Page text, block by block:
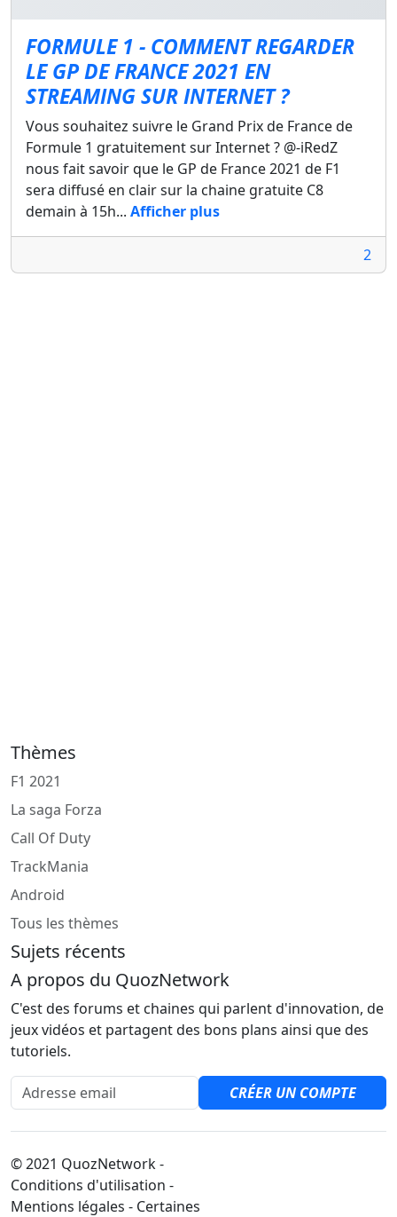
FORMULE 1 - COMMENT REGARDER
LE GP DE FRANCE 2021 EN
STREAMING SUR INTERNET ?
Vous souhaitez suivre le Grand Prix de France de
Formule 1 gratuitement sur Internet ? @-iRedZ
nous fait savoir que le GP de France 2021 de F1
sera diffusé en clair sur la chaine gratuite C8
demain à 15h... Afficher plus
2
Thèmes
F1 2021
La saga Forza
Call Of Duty
TrackMania
Android
Tous les thèmes
Sujets récents
A propos du QuozNetwork
C'est des forums et chaines qui parlent d'innovation, de
jeux vidéos et partagent des bons plans ainsi que des
tutoriels.
Adresse email
CRÉER UN COMPTE
© 2021 QuozNetwork -
Conditions d'utilisation -
Mentions légales - Certaines